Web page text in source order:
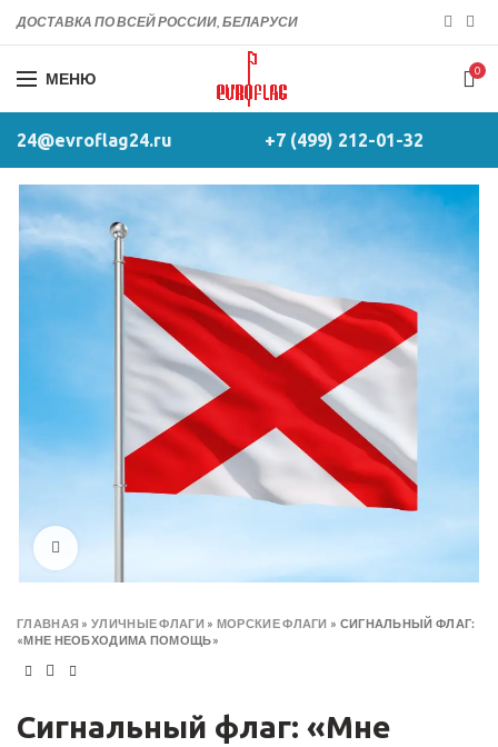
ДОСТАВКА ПО ВСЕЙ РОССИИ, БЕЛАРУСИ
МЕНЮ 0
24@evroflag24.ru +7 (499) 212-01-32
ГЛАВНАЯ »УЛИЧНЫЕ ФЛАГИ » МОРСКИЕ ФЛАГИ » СИГНАЛЬНЫЙ ФЛАГ:
«МНЕ НЕОБХОДИМА ПОМОЩЬ»
Сигнальный флаг: «Мне